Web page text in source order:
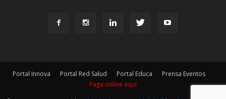
Portal Innova Portal Red Salud Portal Educa
Prensa Eventos
Paga online aquí